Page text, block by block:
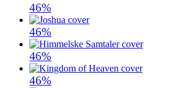
46%
46%
46%
46%